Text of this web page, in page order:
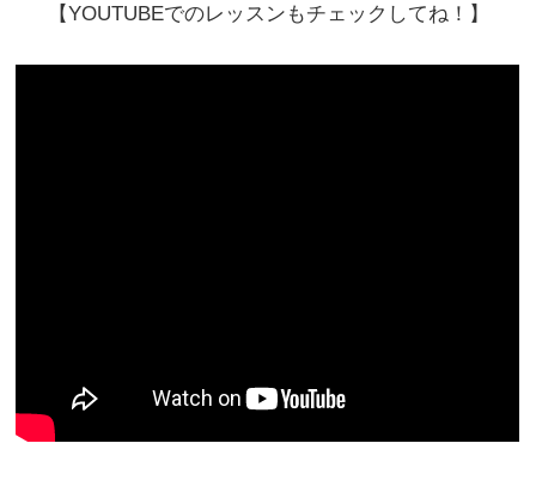
【YOUTUBEでのレッスンもチェックしてね！】